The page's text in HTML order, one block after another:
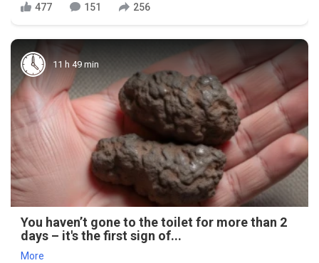
477 151 256
11 h 49 min
You haven’t gone to the toilet for more than 2
days – it's the first sign of...
More